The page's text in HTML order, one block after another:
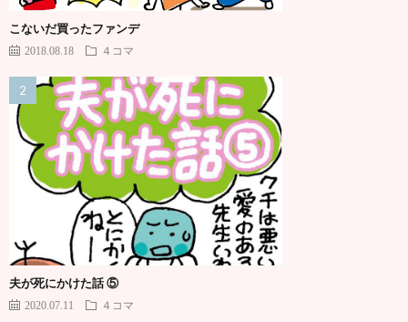
こないだ買ったファンデ
2018.08.18 ４コマ
夫が死にかけた話 ⑤
2020.07.11 ４コマ